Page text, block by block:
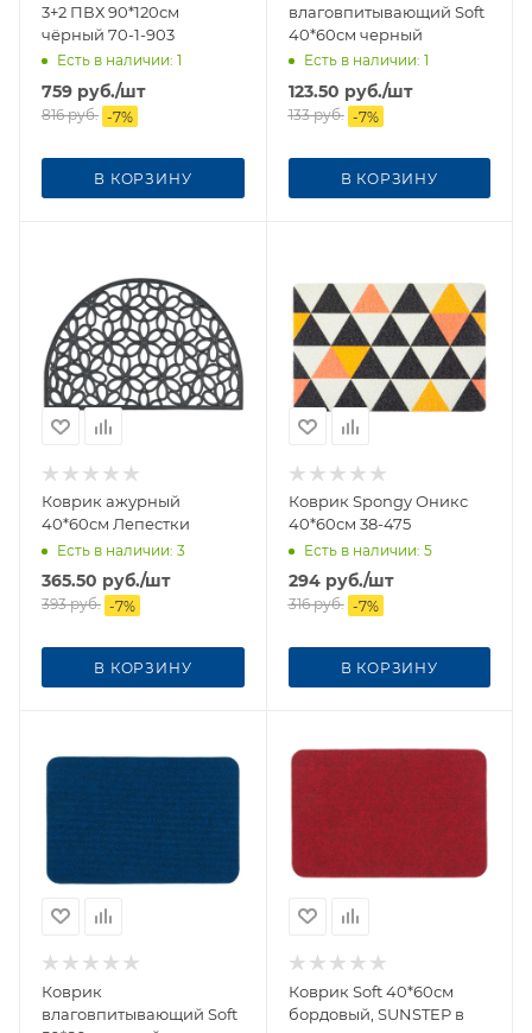
3+2 ПВХ 90*120см
чёрный 70-1-903
Есть в наличии: 1
759 руб./шт
816руб. -7%
В КОРЗИНУ
влаговпитывающий Soft
40*60см черный
Есть в наличии: 1
123.50 руб./шт
133руб. -7%
В КОРЗИНУ
Коврик ажурный
40*60см Лепестки
Есть в наличии: 3
365.50 руб./шт
393руб. -7%
В КОРЗИНУ
Коврик Spongy Оникс
40*60см 38-475
Есть в наличии: 5
294руб./шт
316руб. -7%
В КОРЗИНУ
Коврик
влаговпитывающий Soft
Коврик Soft 40*60см
бордовый, SUNSTEP в